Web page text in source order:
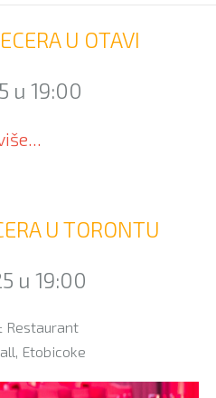
U OTAVI
u 19:00
U TORONTU
u 19:00
Restaurant
Etobicoke